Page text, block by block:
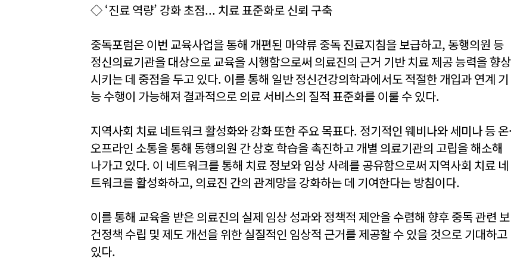
◇ ‘진료 역량’ 강화 초점... 치료 표준화로 신뢰 구축
중독포럼은 이번 교육사업을 통해 개편된 마약류 중독 진료지침을 보급하고, 동행의원 등
정신의료기관을 대상으로 교육을 시행함으로써 의료진의 근거 기반 치료 제공 능력을 향상
시키는 데 중점을 두고 있다. 이를 통해 일반 정신건강의학과에서도 적절한 개입과 연계 기
능 수행이 가능해져 결과적으로 의료 서비스의 질적 표준화를 이룰 수 있다.
지역사회 치료 네트워크 활성화와 강화 또한 주요 목표다. 정기적인 웨비나와 세미나 등 온·
오프라인 소통을 통해 동행의원 간 상호 학습을 촉진하고 개별 의료기관의 고립을 해소해
나가고 있다. 이 네트워크를 통해 치료 정보와 임상 사례를 공유함으로써 지역사회 치료 네
트워크를 활성화하고, 의료진 간의 관계망을 강화하는 데 기여한다는 방침이다.
이를 통해 교육을 받은 의료진의 실제 임상 성과와 정책적 제안을 수렴해 향후 중독 관련 보
건정책 수립 및 제도 개선을 위한 실질적인 임상적 근거를 제공할 수 있을 것으로 기대하고
있다.